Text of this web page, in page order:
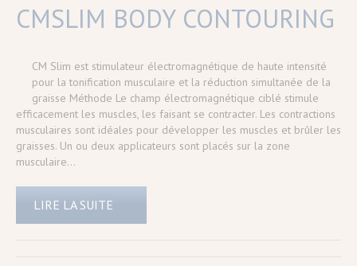
CMSLIM BODY CONTOURING
CM Slim est stimulateur électromagnétique de haute intensité
pour la tonification musculaire et la réduction simultanée de la
graisse Méthode Le champ électromagnétique ciblé stimule
efficacement les muscles, les faisant se contracter. Les contractions
musculaires sont idéales pour développer les muscles et brûler les
graisses. Un ou deux applicateurs sont placés sur la zone
musculaire…
LIRE LA SUITE